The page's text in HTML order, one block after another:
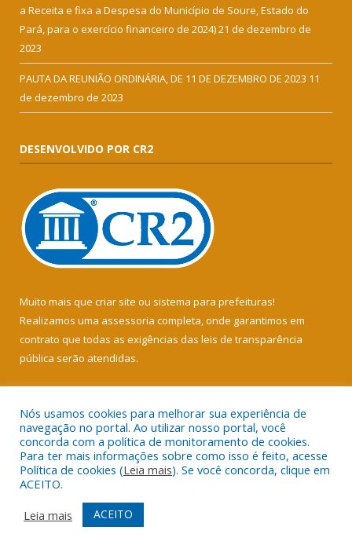
a Receita e fixa a Despesa do Município de Soure, Estado do
Pará, para o exercício financeiro de 2024)21 de dezembro de
2023
PAUTA DA REUNIÃO ORDINÁRIA, DE 11 DE DEZEMBRO DE 2023 11
de dezembro de 2023
DESENVOLVIDO POR CR2
Muito mais que criar site ou sistema para prefeituras!
Realizamos uma assessoria completa, onde garantimos em
contrato que todas as exigências das leis de transparência
pública serão atendidas.
Todos os direitos reservados a Câmara Municipal de Soure.
Mapa do Site
Acessar Área Administrativa
Acessar Webmail
Nós usamos cookies para melhorar sua experiência de
navegação no portal. Ao utilizar nosso portal, você
concorda com a política de monitoramento de cookies.
Para ter mais informações sobre como isso é feito, acesse
Política de cookies (Leia mais). Se você concorda, clique em
ACEITO.
Leia mais
ACEITO